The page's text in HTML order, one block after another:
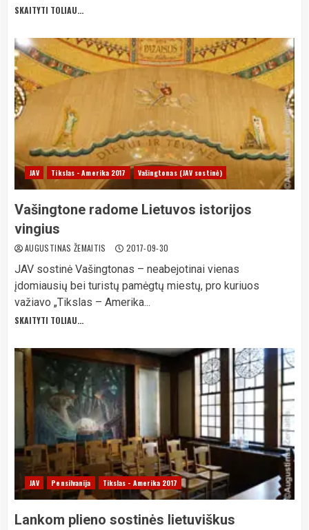
SKAITYTI TOLIAU...
JAV Tikslas - Amerika 2017 Vašingtonas (JAV sostinė)
Vašingtone radome Lietuvos istorijos
vingius
AUGUSTINAS ŽEMAITIS 2017-09-30
JAV sostinė Vašingtonas – neabejotinai vienas
įdomiausių bei turistų pamėgtų miestų, pro kuriuos
važiavo „Tikslas – Amerika...
SKAITYTI TOLIAU...
JAV Pensilvanija Tikslas - Amerika 2017
Lankom plieno sostinės lietuviškus